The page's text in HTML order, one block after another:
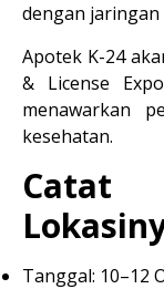
dengan jaringan
Apotek K-24
& License
menawarkan
kesehatan.
Tanggal: 10–12